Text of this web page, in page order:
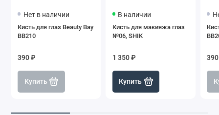
Нет в наличии
Кисть для глаз Beauty Bay
BB210
390 ₽
Купить
В наличии
Кисть для макияжа глаз
№06, SHIK
1 350 ₽
Купить